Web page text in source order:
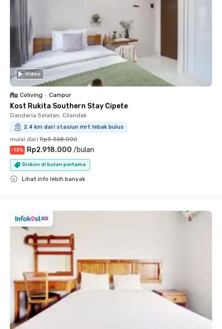
Video
Coliving • Campur
Kost Rukita Southern Stay Cipete
Gandaria Selatan, Cilandak
2.4 km dari stasiun mrt lebak bulus
mulai dari Rp3.368.000
-13% Rp2.918.000 /bulan
Diskon di bulan pertama
Lihat info lebih banyak